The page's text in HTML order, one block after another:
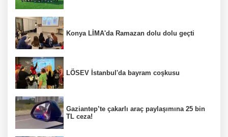
Konya LİMA'da Ramazan dolu dolu geçti
LÖSEV İstanbul'da bayram coşkusu
Gaziantep’te çakarlı araç paylaşımına 25 bin
TL ceza!